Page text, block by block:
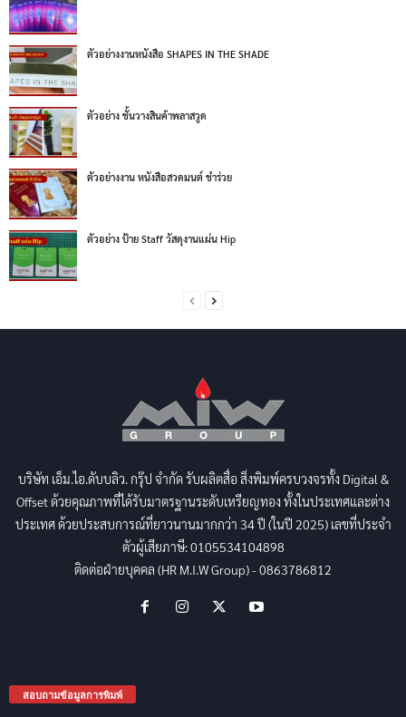
ตัวอย่างงานหนังสือ SHAPES IN THE SHADE
ตัวอย่าง ชั้นวางสินค้าพลาสวูด
ตัวอย่างงาน หนังสือสวดมนต์ ชำร่วย
ตัวอย่าง ป้าย Staff วัสดุงานแผ่น Hip
บริษัท เอ็ม.ไอ.ดับบลิว. กรุ๊ป จำกัด รับผลิตสื่อ สิ่งพิมพ์ครบวงจรทั้ง Digital &
Offset ด้วยคุณภาพที่ได้รับมาตรฐานระดับเหรียญทอง ทั้งในประเทศและต่าง
ประเทศ ด้วยประสบการณ์ที่ยาวนานมากกว่า 34 ปี (ในปี 2025) เลขที่ประจำ
ตัวผู้เสียภาษี: 0105534104898
ติดต่อฝ่ายบุคคล (HR M.I.W Group) - 0863786812
สอบถามข้อมูลการพิมพ์